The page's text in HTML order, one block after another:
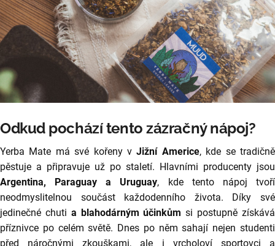
Odkud pochází tento zázračný nápoj?
Yerba Mate má své kořeny vJižní Americe, kde se tradičně
pěstuje a připravuje už po staletí. Hlavními producenty jsou
Argentina, Paraguay a Uruguay, kde tento nápoj tvoří
neodmyslitelnou součást každodenního života. Díky své
jedinečné chuti a blahodárným účinkům si postupně získává
příznivce po celém světě. Dnes po něm sahají nejen studenti
před náročnými zkouškami, ale i vrcholoví sportovci a
í
t
?
HLEDAT
D
o
p
o
r
u
č